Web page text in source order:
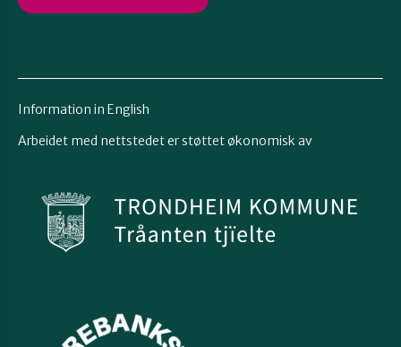
Information in English
Arbeidet med nettstedet er støttet økonomisk av